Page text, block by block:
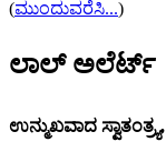
(ಮುಂದುವರೆಸಿ...)
ಲಾಲ್ ಅಲೆರ್ಟ್‌
ಉನ್ಮುಖವಾದ